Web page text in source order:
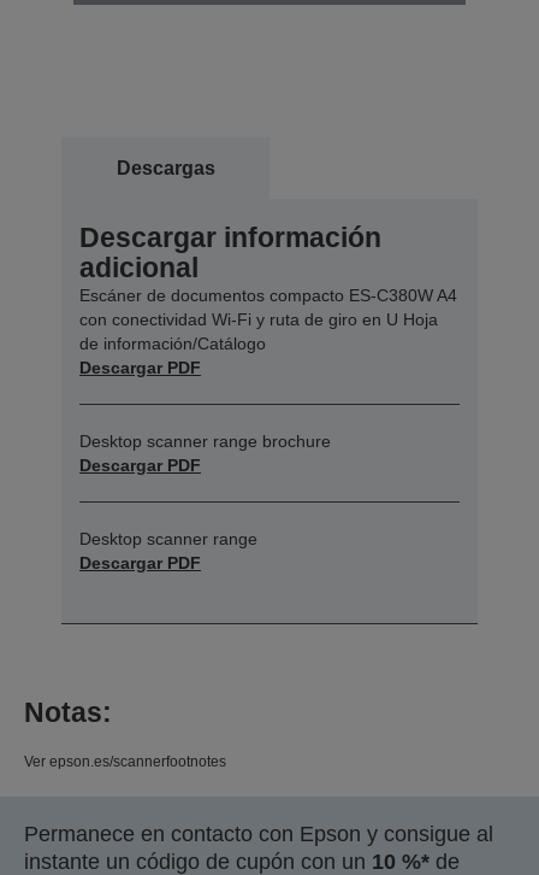
Descargas
Descargar información
adicional
Escáner de documentos compacto ES-C380W A4
con conectividad Wi-Fi y ruta de giro en U Hoja
de información/Catálogo
Descargar PDF
Desktop scanner range brochure
Descargar PDF
Desktop scanner range
Descargar PDF
Notas:
Ver epson.es/scannerfootnotes
Permanece en contacto con Epson y consigue al
instante un código de cupón con un 10 %* de